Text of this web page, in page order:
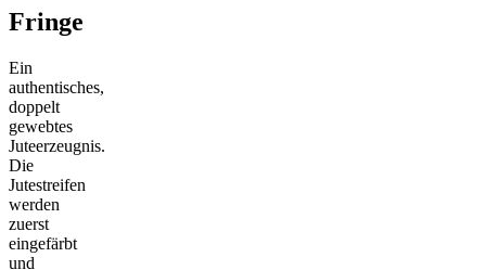
Fringe
Ein
authentisches,
doppelt
gewebtes
Juteerzeugnis.
Die
Jutestreifen
werden
zuerst
eingefärbt
und